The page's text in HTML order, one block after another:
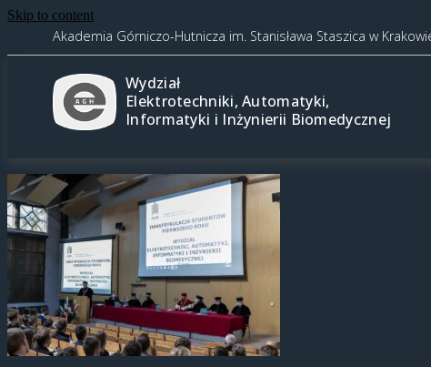
Skip to content
Akademia Górniczo-Hutnicza im. Stanisława Staszica w
Wydział
Elektrotechniki, Automatyki,
Informatyki i Inżynierii Biomedycznej